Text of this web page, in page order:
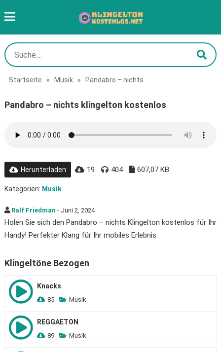
Startseite » Musik » Pandabro – nichts
Pandabro – nichts klingelton kostenlos
Herunterladen 19 404 607,07 KB
Kategorien: Musik
Ralf Friedman - Juni 2, 2024
Holen Sie sich den Pandabro – nichts Klingelton kostenlos für Ihr
Handy! Perfekter Klang für Ihr mobiles Erlebnis.
Klingeltöne Bezogen
Knacks
85 Musik
REGGAETON
89 Musik